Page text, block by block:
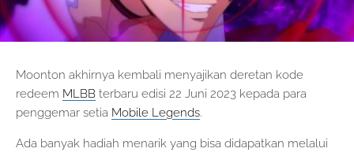
Moonton akhirnya kembali menyajikan deretan kode
redeem MLBB terbaru edisi 22 Juni 2023 kepada para
penggemar setia Mobile Legends.
Ada banyak hadiah menarik yang bisa didapatkan melalui